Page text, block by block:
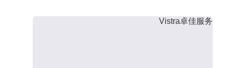
Vistra卓佳服务